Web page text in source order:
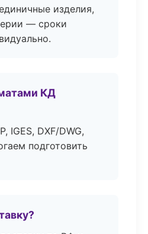
изделия,
— сроки
КД
IGES, DXF/DWG,
подготовить